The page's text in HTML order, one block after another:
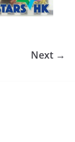
Next →